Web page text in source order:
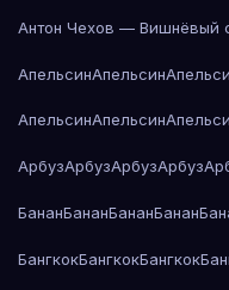
Антон Чехов — Вишнёвый
АпельсинАпельсин
АпельсинАпельсин
АрбузАрбузАрбузАрбуз
БананБананБананБанан
БангкокБангкокБангкок